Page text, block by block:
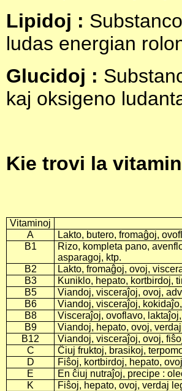
Lipidoj :
ludas energian
Glucidoj :
kaj oksigeno
Kie trovi la
Vitaminoj
A
Lakto, butero, fromaĝoj,
B1
Rizo, kompleta pano,
asparagoj, ktp.
B2
Lakto, fromaĝoj, ovoj,
B3
Kuniklo, hepato, kortbirdoj,
B5
Viandoj, visceraĵoj, ovoj,
B6
Viandoj, visceraĵoj,
B8
Visceraĵoj, ovoflavo,
B9
Viandoj, hepato, ovoj,
B12
Viandoj, visceraĵoj, ovoj,
C
Ĉiuj fruktoj, brasikoj,
D
Fiŝoj, kortbirdoj, hepato,
E
En ĉiuj nutraĵoj, precipe :
K
Fiŝoj, hepato, ovoj, verdaj